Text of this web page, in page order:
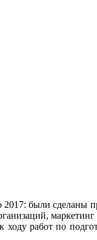
были сделаны
маркетинг
работ по